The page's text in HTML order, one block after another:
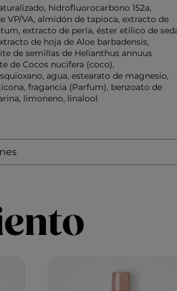
hidrofluorocarbono 152a,
VP/VA, almidón de tapioca, extracto de
extracto de perla, éster etílico de
de hoja de Aloe barbadensis,
de semillas de Helianthus annuus
de Cocos nucifera (coco),
agua, estearato de magnesio,
fragancia (Parfum), benzoato de
limoneno, linalool